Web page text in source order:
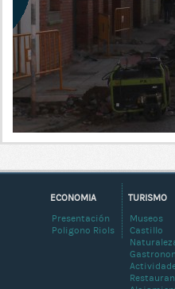
TURISMO
Museos
Castillo
ECONOMIA
Presentación
Poligono Riols